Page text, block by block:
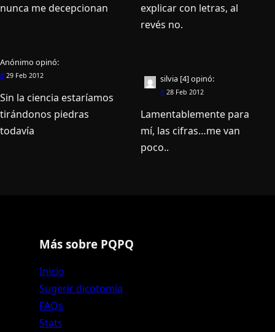
nunca me decepcionan
Anónimo opinó:
# 29 Feb 2012
Sin la ciencia estaríamos
tirándonos piedras
todavía
explicar con letras, al
revés no.
silvia [4]opinó:
#28 Feb 2012
Lamentablemente para
mí, las cifras…me van
poco..
Más sobre PQPQ
Inicio
Sugerir dicotomía
FAQs
Stats